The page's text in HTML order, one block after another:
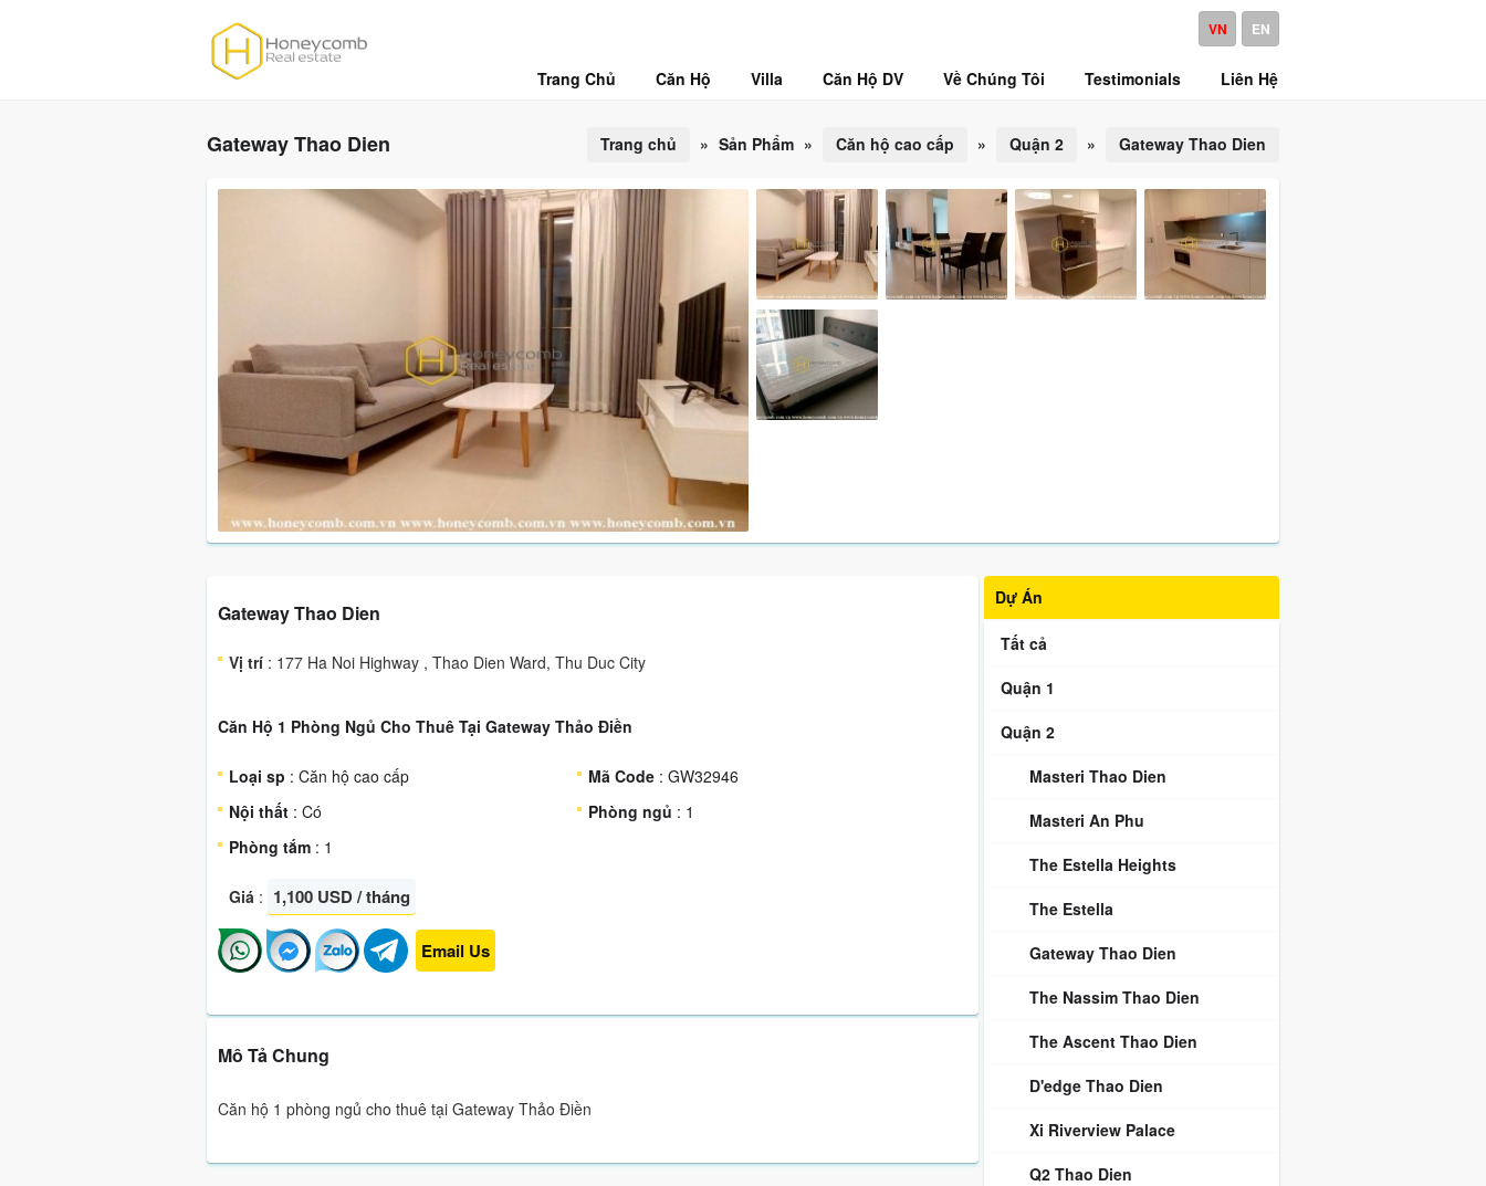
VN EN
Trang Chủ Căn Hộ Villa Căn Hộ DV Về Chúng Tôi Testimonials Liên Hệ
Gateway Thao Dien Trang chủ » Sản Phẩm » Căn hộ cao cấp » Quận 2 » Gateway Thao Dien
Gateway Thao Dien
Vị trí : 177 Ha Noi Highway , Thao Dien Ward, Thu Duc City
Căn Hộ 1 Phòng Ngủ Cho Thuê Tại Gateway Thảo Điền
Loại sp : Căn hộ cao cấp Mã Code : GW32946
Nội thất : Có Phòng ngủ : 1
Phòng tắm : 1
Giá : 1,100 USD / tháng
Email Us
Mô Tả Chung
Căn hộ 1 phòng ngủ cho thuê tại Gateway Thảo Điền
Dự Án
Tất cả
Quận 1
Quận 2
Masteri Thao Dien
Masteri An Phu
The Estella Heights
The Estella
Gateway Thao Dien
The Nassim Thao Dien
The Ascent Thao Dien
D'edge Thao Dien
Xi Riverview Palace
Q2 Thao Dien